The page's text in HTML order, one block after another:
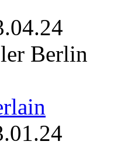
Berlin